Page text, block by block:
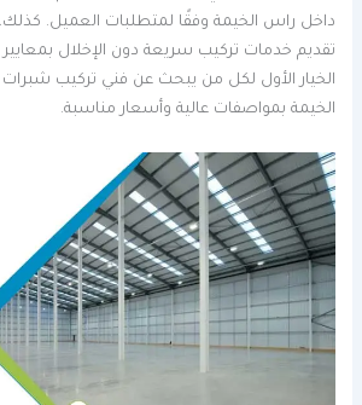
داخل راس الخيمة وفقًا لمتطلبات العميل.
تقديم خدمات تركيب سريعة دون الإخلال بمعايير
الخيار الأول لكل من يبحث عن فني تركيب
الخيمة بمواصفات عالية وأسعار مناسبة.